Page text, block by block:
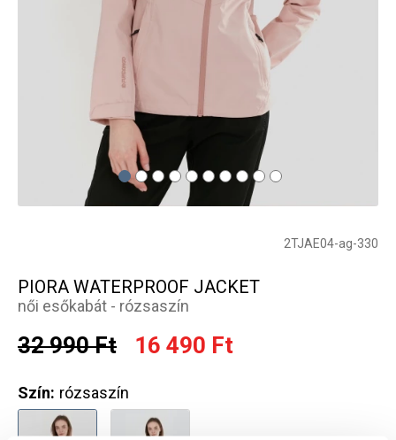
2TJAE04-ag-330
PIORA WATERPROOF JACKET
női esőkabát - rózsaszín
32 990 Ft 16 490 Ft
Szín: rózsaszín